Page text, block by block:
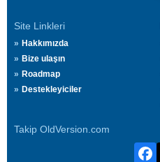
Site Linkleri
Hakkımızda
Bize ulaşın
Roadmap
Destekleyiciler
Takip OldVersion.com